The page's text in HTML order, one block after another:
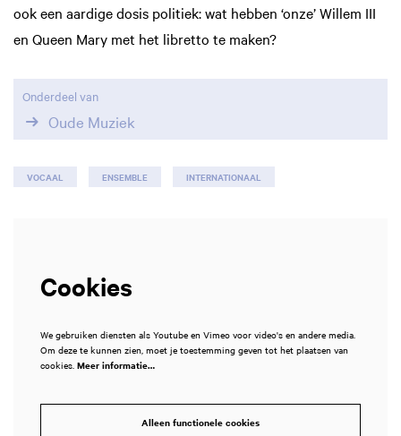
ook een aardige dosis politiek: wat hebben ‘onze’ Willem III
en Queen Mary met het libretto te maken?
Onderdeel van
Oude Muziek
VOCAAL ENSEMBLE INTERNATIONAAL
Cookies
We gebruiken diensten als Youtube en Vimeo voor video's en andere media.
Om deze te kunnen zien, moet je toestemming geven tot het plaatsen van
cookies. Meer informatie…
Alleen functionele cookies